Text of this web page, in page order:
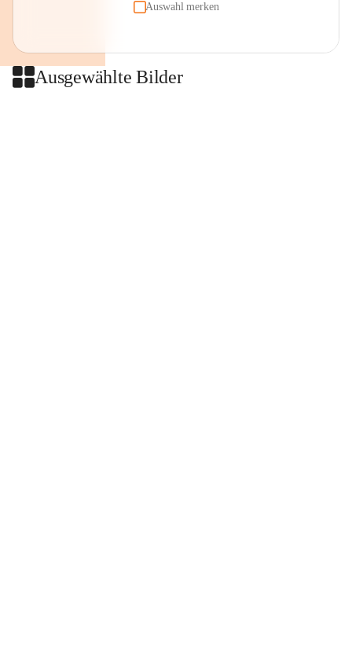
Auswahl merken
Ausgewählte Bilder